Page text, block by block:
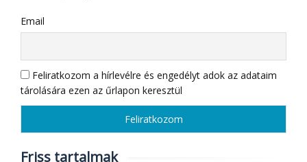
Email
Feliratkozom a hírlevélre és engedélyt adok az adataim
tárolására ezen az űrlapon keresztül
Friss tartalmak